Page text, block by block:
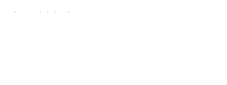
Zobacz cały kalendarz